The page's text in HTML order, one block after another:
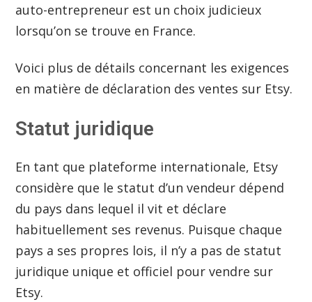
auto-entrepreneur est un choix judicieux
lorsqu’on se trouve en France.
Voici plus de détails concernant les exigences
en matière de déclaration des ventes sur Etsy.
Statut juridique
En tant que plateforme internationale, Etsy
considère que le statut d’un vendeur dépend
du pays dans lequel il vit et déclare
habituellement ses revenus. Puisque chaque
pays a ses propres lois, il n’y a pas de statut
juridique unique et officiel pour vendre sur
Etsy.